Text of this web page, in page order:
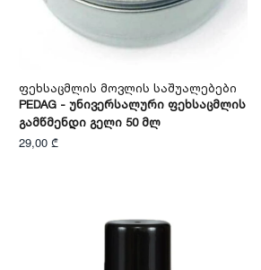
Ფეხსაცმლის Მოვლის Საშუალებები
PEDAG - Უნივერსალური Ფეხსაცმლის
Გამწმენდი Გელი 50 Მლ
29,00 ₾